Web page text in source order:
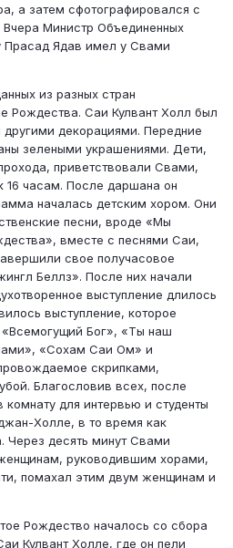
а затем сфотографировался с
Министр Объединенных
Ядав имел у Свами
из разных стран
Рождества. Саи Кулвант Холл был
декорациями. Передние
зелеными украшениями. Дети,
приветствовали Свами,
16 часам. После даршана он
началась детским хором. Они
песни, вроде «Мы
вместе с песнями Саи,
свое получасовое
Беллз». После них начали
выступление длилось
выступление, которое
Бог», «Ты наш
«Сохам Саи Ом» и
скрипками,
Благословив всех, после
для интервью и студенты
Холле, в то время как
Через десять минут Свами
руководившим хорами,
помахал этим двум женщинам и
Рождество началось со сбора
Кулвант Холле, где он пели